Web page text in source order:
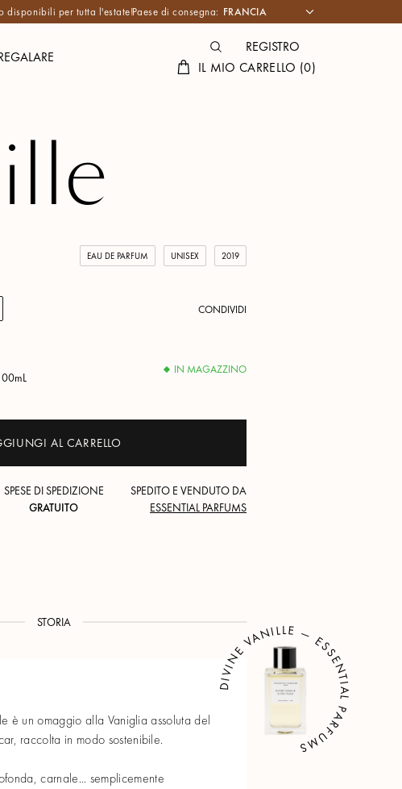
disponibili per tutta l'estate!Paese di consegna:
REGISTRO
IL MIO CARRELLO (0)
EAU DE PARFUM UNISEX 2019
CONDIVIDI
IN MAGAZZINO
AL CARRELLO
SPESE DI SPEDIZIONE
GRATUITO
SPEDITO E VENDUTO DA
ESSENTIAL PARFUMS
STORIA
è un omaggio alla Vaniglia assoluta del
raccolta in modo sostenibile.
carnale... semplicemente
DIVINE VANILLE — ESSENTIAL PARFUMS